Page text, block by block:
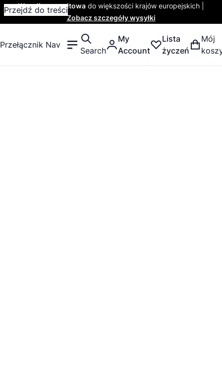
Przejdź do treści
Wysyłka ryczałtowa do większości krajów europejskich |
Zobacz szczegóły wysyłki
Przełącznik Nav
Search
My
Account
Lista
życzeń
Mój